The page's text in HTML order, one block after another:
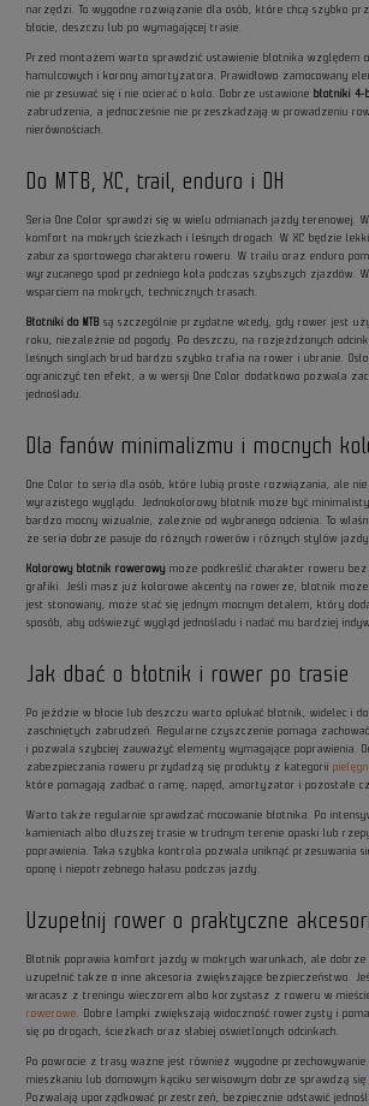
narzędzi. To wygodne rozwiązanie dla osób, które chcą szybko
błocie, deszczu lub po wymagającej trasie.
Przed montażem warto sprawdzić ustawienie błotnika względem
hamulcowych i korony amortyzatora. Prawidłowo zamocowany
nie przesuwać się i nie ocierać o koło. Dobrze ustawione błotniki 4-
zabrudzenia, a jednocześnie nie przeszkadzają w prowadzeniu
nierównościach.
Do MTB, XC, trail, enduro i DH
Seria One Color sprawdzi się w wielu odmianach jazdy terenowej.
komfort na mokrych ścieżkach i leśnych drogach. W XC będzie
zaburza sportowego charakteru roweru. W trailu oraz enduro
wyrzucanego spod przedniego koła podczas szybszych zjazdów.
wsparciem na mokrych, technicznych trasach.
Błotniki do MTB są szczególnie przydatne wtedy, gdy rower jest
roku, niezależnie od pogody. Po deszczu, na rozjeżdżonych
leśnych singlach brud bardzo szybko trafia na rower i ubranie.
ograniczyć ten efekt, a w wersji One Color dodatkowo pozwala
jednośladu.
Dla fanów minimalizmu i mocnych
One Color to seria dla osób, które lubią proste rozwiązania, ale
wyrazistego wyglądu. Jednokolorowy błotnik może być
bardzo mocny wizualnie, zależnie od wybranego odcienia. To
że seria dobrze pasuje do różnych rowerów i różnych stylów jazdy.
Kolorowy błotnik rowerowy może podkreślić charakter roweru
grafiki. Jeśli masz już kolorowe akcenty na rowerze, błotnik może
jest stonowany, może stać się jednym mocnym detalem, który
sposób, aby odświeżyć wygląd jednośladu i nadać mu bardziej
Jak dbać o błotnik i rower po trasie
Po jeździe w błocie lub deszczu warto opłukać błotnik, widelec i
zaschniętych zabrudzeń. Regularne czyszczenie pomaga
i pozwala szybciej zauważyć elementy wymagające poprawienia.
zabezpieczania roweru przydadzą się produkty z kategorii
które pomagają zadbać o ramę, napęd, amortyzator i pozostałe
Warto także regularnie sprawdzać mocowanie błotnika. Po
kamieniach albo dłuższej trasie w trudnym terenie opaski lub
poprawienia. Taka szybka kontrola pozwala uniknąć przesuwania
oponę i niepotrzebnego hałasu podczas jazdy.
Uzupełnij rower o praktyczne
Błotnik poprawia komfort jazdy w mokrych warunkach, ale
uzupełnić także o inne akcesoria zwiększające bezpieczeństwo.
wracasz z treningu wieczorem albo korzystasz z roweru w
rowerowe. Dobre lampki zwiększają widoczność rowerzysty i
się po drogach, ścieżkach oraz słabiej oświetlonych odcinkach.
Po powrocie z trasy ważne jest również wygodne
mieszkaniu lub domowym kąciku serwisowym dobrze sprawdzą
Pozwalają uporządkować przestrzeń, bezpiecznie odstawić